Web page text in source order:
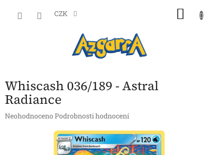
CZK
Whiscash 036/189 - Astral
Radiance
Průměrné
Neohodnoceno Podrobnosti hodnocení